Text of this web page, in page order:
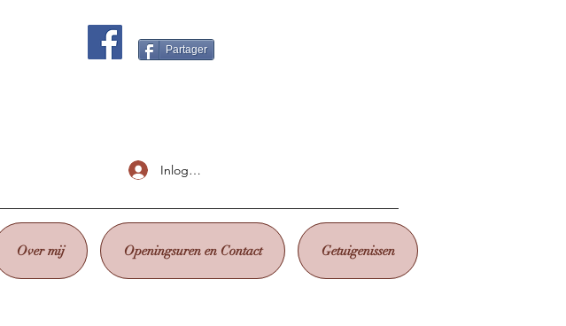
Partager
Inloggen
Over mij Openingsuren en Contact Getuigenissen